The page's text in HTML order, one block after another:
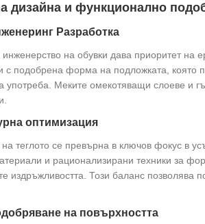
дизайна и функционално
Разработка
на обувки дава приоритет на
с подобрена форма на подложката,
употреба. Меките омекотяващи слоеве и
оптимизация
теглото се превърна в ключов фокус в
и рационализирани техники за
издръжливостта. Този баланс
на повърхността